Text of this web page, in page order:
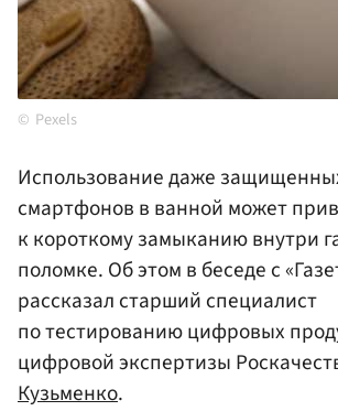
Pexels
Использование даже
смартфонов в ванной может
к короткому замыканию внутри
поломке. Об этом в беседе с
рассказал старший специалист
по тестированию цифровых
цифровой экспертизы
Кузьменко.